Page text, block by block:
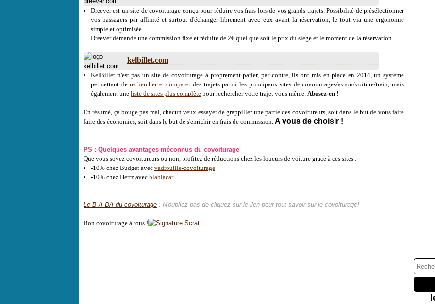
Dreever est un site de covoiturage conçu pour réduire vos frais lors de vos grands trajets. Possibilité de présélectionner
vos passagers par affinité et surtout d'échanger librement avec eux avant la réservation, le tout via une ergonomie
simple et optimisée.
Dreever demande une commission fixe et réduite de 2€ quel que soit le prix du siège et le moment de la réservation.
kelbillet.com
KelBillet n'est pas un site de covoiturage à proprement parler, par contre, ils ont mis en place en 2014, un système
permettant derechercher et comparerdes trajets parmi les principaux sites de covoiturages/avion/voiture/train, mais
également une liste de sites plus complète pour rechercher votre trajet vous même. Abusez-en !
En résumé, ça bouge pas mal, chacun veux essayer de grappiller une partie des covoitureurs, soit dans le but de vous faire
faire des économies, soit dans le but de s'enrichir en frais de commission. A vous de choisir !
PS : Quelques avantages méconnus du covoiturage
Que vous soyez covoitureurs ou non, profitez de réductions chez les loueurs de voiture grace à ces sites :
-10% chez Budget avec vadrouille-covoiturage
-10% chez Hertz avec blablacar
Le B-A BA du covoiturage : N'oubliez pas de cliquez sur le lien pour tout savoir sur le covoiturage!
Bon covoiturage à tous !